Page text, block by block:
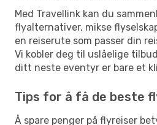
Med Travellink kan du
flyalternativer, mikse
en reiserute som passer din
Vi kobler deg til uslåelige
ditt neste eventyr er bare et
Tips for å få de beste
Å spare penger på flyreiser